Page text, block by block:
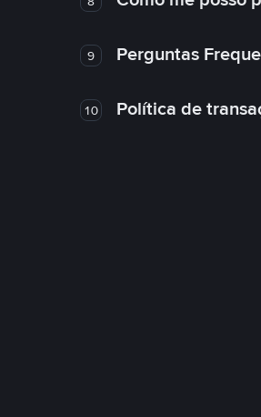
9 Perguntas
10 Política de